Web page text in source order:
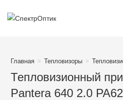
Главная > Тепловизоры >
Тепловизионный
Pantera 640 2.0